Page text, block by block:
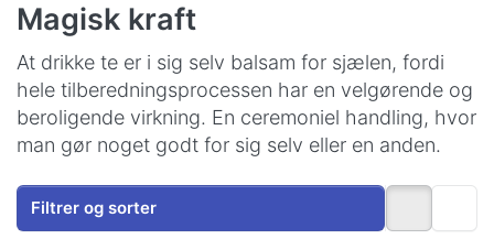
Magisk kraft
At drikke te er i sig selv balsam for sjælen, fordi
hele tilberedningsprocessen har en velgørende og
beroligende virkning. En ceremoniel handling, hvor
man gør noget godt for sig selv eller en anden.
Filtrer og sorter